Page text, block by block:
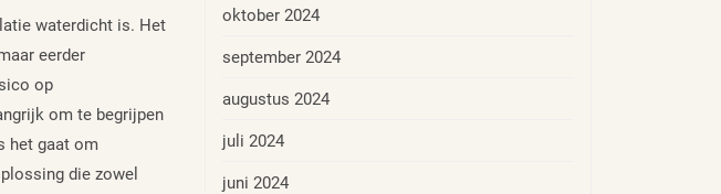
waterdicht is. Het
eerder
op
om te begrijpen
het gaat om
die zowel
oktober 2024
september 2024
augustus 2024
juli 2024
juni 2024